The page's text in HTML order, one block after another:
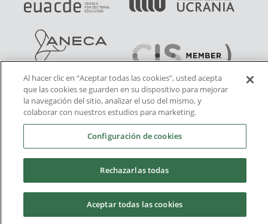
Al hacer clic en “Aceptar todas las cookies”, usted acepta
que las cookies se guarden en su dispositivo para mejorar
la navegación del sitio, analizar el uso del mismo, y
colaborar con nuestros estudios para marketing.
Configuración de cookies
Rechazarlas todas
Aceptar todas las cookies